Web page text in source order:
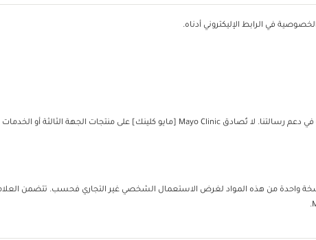
في الرابط الإليكتروني أدناه.